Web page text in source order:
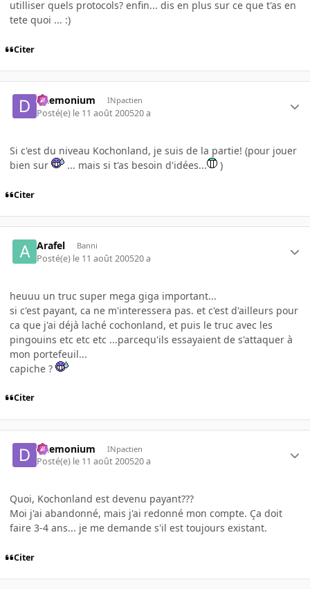
utilliser quels protocols? enfin... dis en plus sur ce que t'as en
tete quoi ... :)
Citer
Daemonium INpactien
Posté(e) le 11 août 200520 a
Si c'est du niveau Kochonland, je suis de la partie! (pour jouer
bien sur
... mais si t'as besoin d'idées... )
Citer
Arafel Banni
Posté(e) le 11 août 200520 a
heuuu un truc super mega giga important...
si c'est payant, ca ne m'interessera pas. et c'est d'ailleurs pour
ca que j'ai déjà laché cochonland, et puis le truc avec les
pingouins etc etc etc ...parcequ'ils essayaient de s'attaquer à
mon portefeuil...
capiche ?
Citer
Daemonium INpactien
Posté(e) le 11 août 200520 a
Quoi, Kochonland est devenu payant???
Moi j'ai abandonné, mais j'ai redonné mon compte. Ça doit
faire 3-4 ans... je me demande s'il est toujours existant.
Citer